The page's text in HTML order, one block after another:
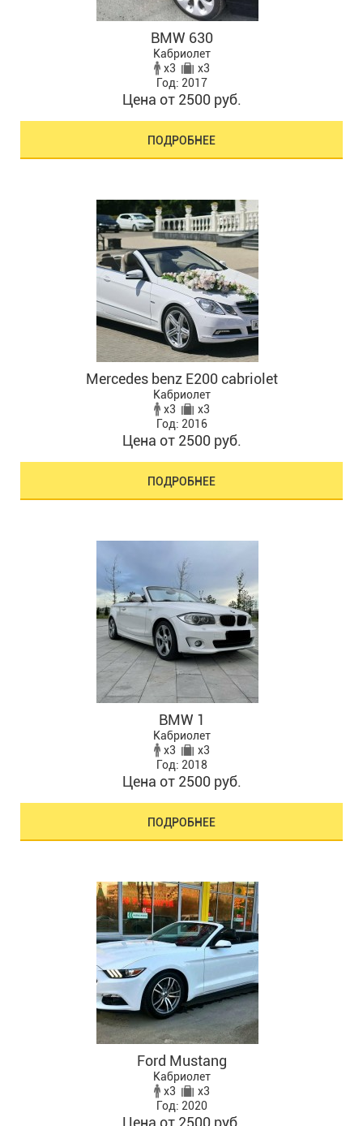
BMW 630
Кабриолет
x3
x3
Год: 2017
Цена от 2500 руб.
ПОДРОБНЕЕ
Mercedes benz E200 cabriolet
Кабриолет
x3
x3
Год: 2016
Цена от 2500 руб.
ПОДРОБНЕЕ
BMW 1
Кабриолет
x3
x3
Год: 2018
Цена от 2500 руб.
ПОДРОБНЕЕ
Ford Mustang
Кабриолет
x3
x3
Год: 2020
Цена от 2500 руб.